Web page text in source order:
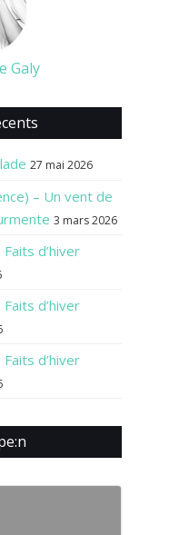
Galy
27 mai 2026
– Un vent de
3 mars 2026
d’hiver
d’hiver
d’hiver